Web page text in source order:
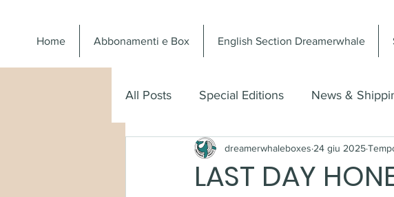
Home Abbonamenti e Box English Section Dreamerwhale
All Posts Special Editions News &
LAST DAY
dreamerwhaleboxes 24 giu 2025